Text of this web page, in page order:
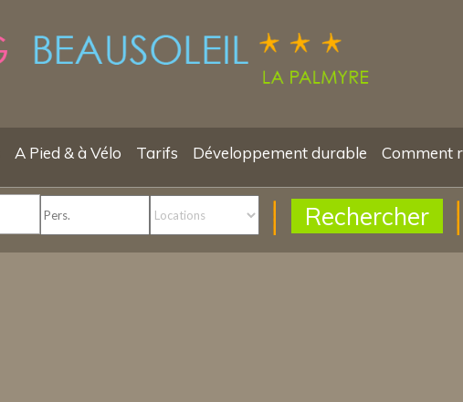
Rechercher
A Pied & à Vélo Tarifs Développement durable Comment